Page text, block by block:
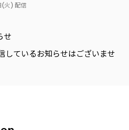
(火) 配信
購入でポイントプレゼン
せ
しているお知らせはございませ